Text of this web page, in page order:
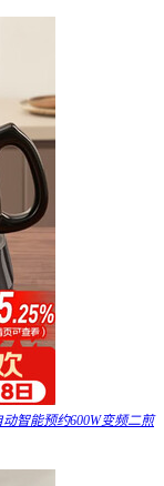
智能预约600W变频二煎